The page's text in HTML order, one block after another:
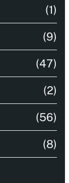
(1)
(9)
(47)
(2)
(56)
(8)